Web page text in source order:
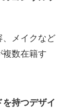
、メイクなど
数在籍す
持つデザイ